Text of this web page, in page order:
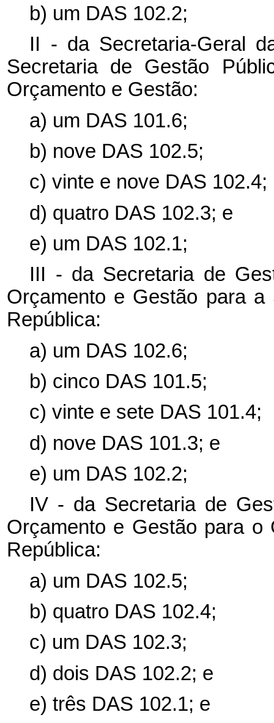
b) um DAS 102.2;
II - da Secretaria-Geral
Secretaria de Gestão
Orçamento e Gestão:
a) um DAS 101.6;
b) nove DAS 102.5;
c) vinte e nove DAS 102.4;
d) quatro DAS 102.3; e
e) um DAS 102.1;
III - da Secretaria de
Orçamento e Gestão para
República:
a) um DAS 102.6;
b) cinco DAS 101.5;
c) vinte e sete DAS 101.4;
d) nove DAS 101.3; e
e) um DAS 102.2;
IV - da Secretaria de
Orçamento e Gestão para o
República:
a) um DAS 102.5;
b) quatro DAS 102.4;
c) um DAS 102.3;
d) dois DAS 102.2; e
e) três DAS 102.1; e